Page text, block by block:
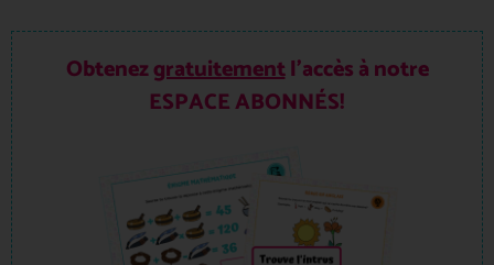
Obtenezgratuitementl’accès à notre
ESPACE ABONNÉS!